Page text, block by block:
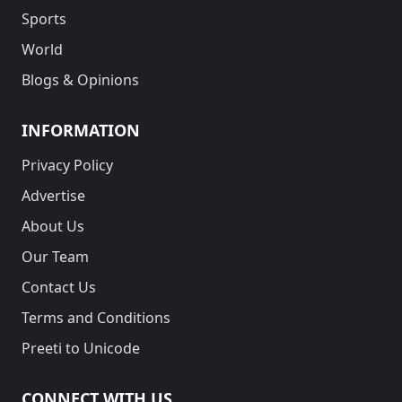
Sports
World
Blogs & Opinions
INFORMATION
Privacy Policy
Advertise
About Us
Our Team
Contact Us
Terms and Conditions
Preeti to Unicode